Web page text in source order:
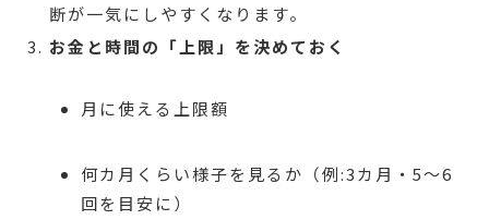
断が一気にしやすくなります。
お金と時間の「上限」を決めておく
月に使える上限額
何カ月くらい様子を見るか（例:3カ月・5〜6
回を目安に）